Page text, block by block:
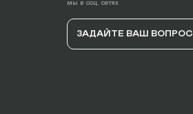
мы в соц. сетях
ЗАДАЙТЕ ВАШ ВОПРОС